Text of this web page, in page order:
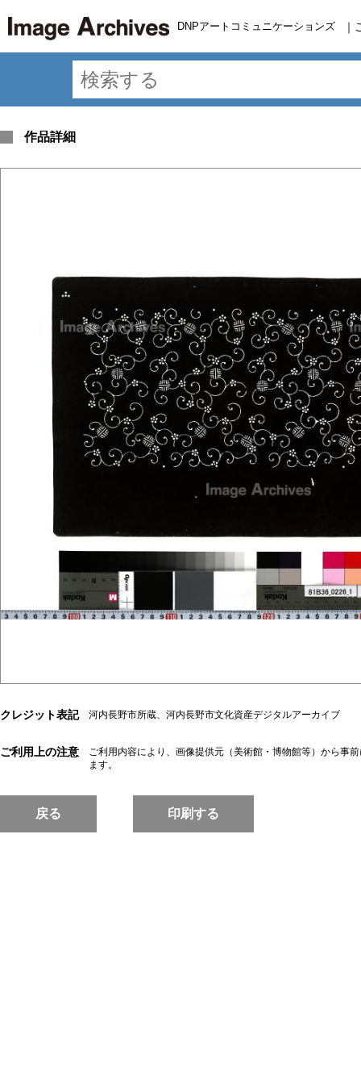
DNPアートコミュニケーションズ ｜
作品詳細
クレジット表記 河内長野市所蔵、河内長野市文化資産デジタルアーカイブ
ご利用上の注意
ご利用内容により、画像提供元（美術館・博物館等）から事
ます。
戻る 印刷する